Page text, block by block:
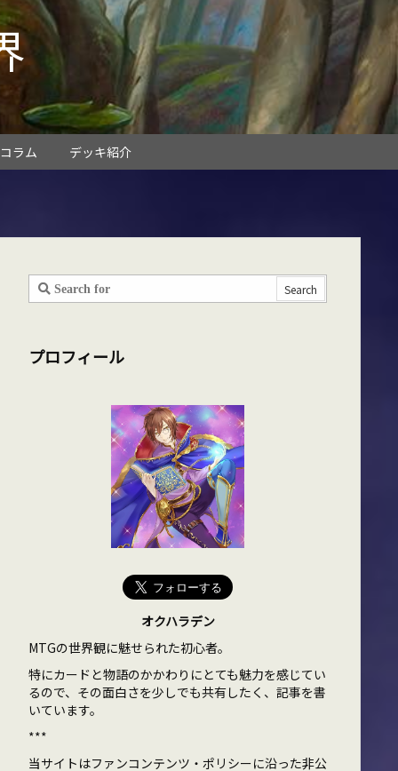
コラム デッキ紹介
プロフィール
オクハラデン
MTGの世界観に魅せられた初心者。
特にカードと物語のかかわりにとても魅力を感じてい
るので、その面白さを少しでも共有したく、記事を書
いています。
***
当サイトはファンコンテンツ・ポリシーに沿った非公